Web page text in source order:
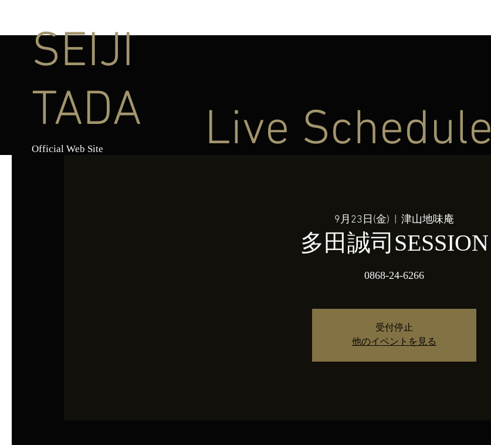
9月23日(金) 津山地味庵
多田誠司SESSION
0868-24-6266
受付停止
他のイベントを見る
Live Schedule
SEIJI
TADA
Official Web Site